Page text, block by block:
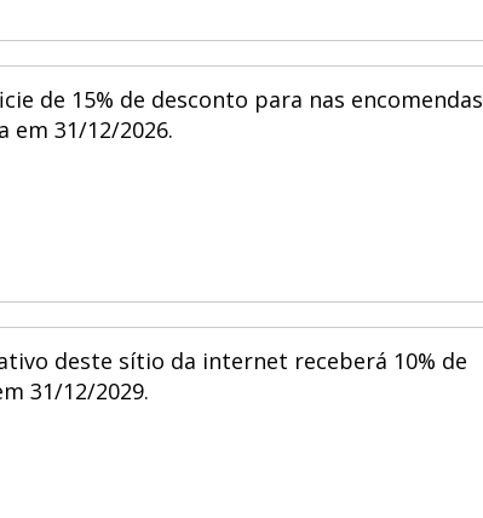
de 15% de desconto para nas encomendas
em 31/12/2026.
deste sítio da internet receberá 10% de
31/12/2029.